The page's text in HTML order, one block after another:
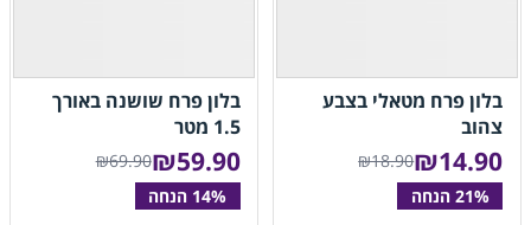
בלון פרח מטאלי בצבע
צהוב
₪18.90 14.90
₪
בלון פרח שושנה באורך
1.5 מטר
₪69.90 59.90
₪